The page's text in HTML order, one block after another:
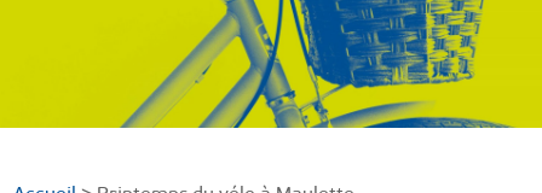
Printemps du vélo 2024